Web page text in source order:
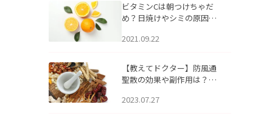
ビタミンCは朝つけちゃだ
め？日焼けやシミの原因に
2021.09.22
【教えてドクター】防風通
聖散の効果や副作用は？長
2023.07.27